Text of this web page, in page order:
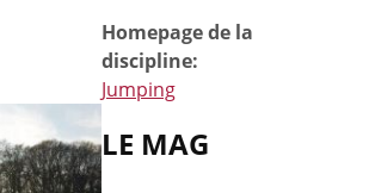
Homepage de la
discipline:
Jumping
LE MAG